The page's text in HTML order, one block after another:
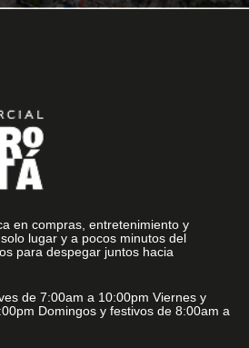
en compras, entretenimiento y
lugar y a pocos minutos del
para despegar juntos hacia
de 7:00am a 10:00pm Viernes y
Domingos y festivos de 8:00am a